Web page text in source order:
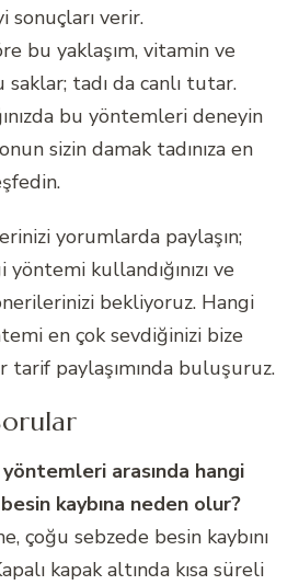
sonuçları verir.
bu yaklaşım, vitamin ve
tadı da canlı tutar.
bu yöntemleri deneyin
sizin damak tadınıza en
yorumlarda paylaşın;
kullandığınızı ve
bekliyoruz. Hangi
en çok sevdiğinizi bize
paylaşımında buluşuruz.
arasında hangi
kaybına neden olur?
çoğu sebzede besin kaybını
kapak altında kısa süreli